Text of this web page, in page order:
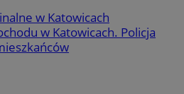
w Katowicach
w Katowicach. Policja